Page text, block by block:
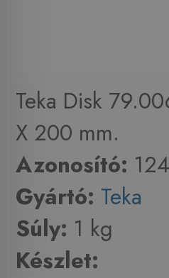
Teka Disk
X 200 mm.
Azonosító:
Gyártó: Teka
Súly: 1 kg
Készlet: